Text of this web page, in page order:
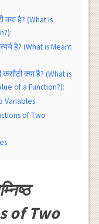
क्या है? (What is
है? (What is Meant
क्या है? (What is
of a Function?):
Variables
of Two
of Two